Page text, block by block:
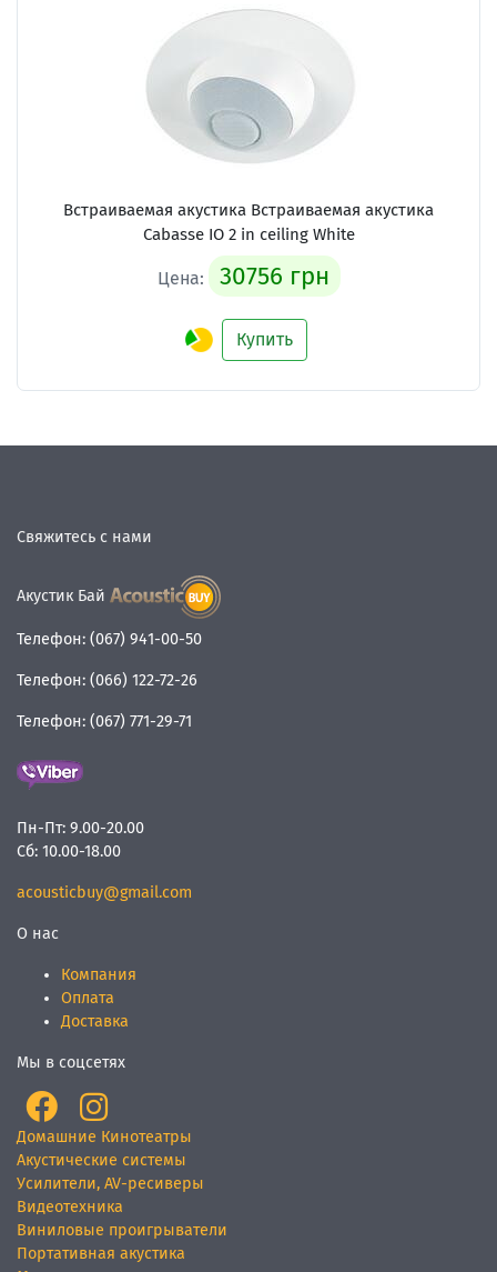
Встраиваемая акустика Встраиваемая акустика
Cabasse IO 2 in ceiling White
Цена: 30756 грн
Купить
Свяжитесь с нами
Акустик Бай
Телефон: (067) 941-00-50
Телефон: (066) 122-72-26
Телефон: (067) 771-29-71
Пн-Пт: 9.00-20.00
Сб: 10.00-18.00
acousticbuy@gmail.com
О нас
Компания
Оплата
Доставка
Мы в соцсетях
Домашние Кинотеатры
Акустические системы
Усилители, AV-ресиверы
Видеотехника
Виниловые проигрыватели
Портативная акустика